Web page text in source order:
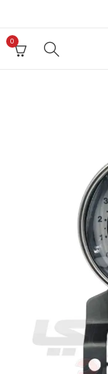
0